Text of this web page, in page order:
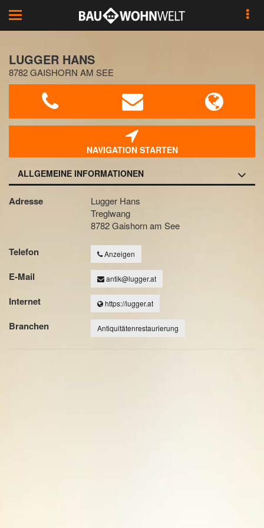
Toggle
navigation
LUGGER HANS
8782 GAISHORN AM SEE
NAVIGATION STARTEN
ALLGEMEINE INFORMATIONEN
Adresse
Lugger Hans
Treglwang
8782 Gaishorn am See
Telefon Anzeigen
E-Mail antik@lugger.at
Internet https://lugger.at
Branchen Antiquitätenrestaurierung